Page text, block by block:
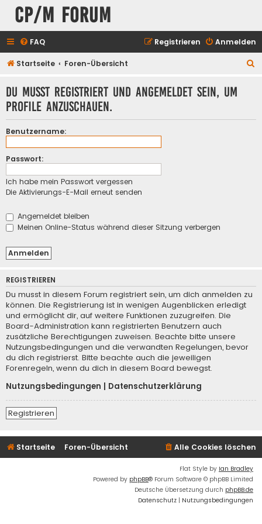
CP/M Forum
FAQ Anmelden
Registrieren
Startseite Foren-Übersicht
Du musst registriert und angemeldet sein, um
Profile anzuschauen.
Benutzername:
Passwort:
Ich habe mein Passwort vergessen
Die Aktivierungs-E-Mail erneut senden
Angemeldet bleiben
Meinen Online-Status während dieser Sitzung verbergen
REGISTRIEREN
Du musst in diesem Forum registriert sein, um dich anmelden zu
können. Die Registrierung ist in wenigen Augenblicken erledigt
und ermöglicht dir, auf weitere Funktionen zuzugreifen. Die
Board-Administration kann registrierten Benutzern auch
zusätzliche Berechtigungen zuweisen. Beachte bitte unsere
Nutzungsbedingungen und die verwandten Regelungen, bevor
du dich registrierst. Bitte beachte auch die jeweiligen
Forenregeln, wenn du dich in diesem Board bewegst.
Nutzungsbedingungen
Datenschutzerklärung
Registrieren
Startseite Foren-Übersicht Alle Cookies löschen
Flat Style by Ian Bradley
Powered by phpBB® Forum Software © phpBB Limited
Deutsche Übersetzung durch phpBB.de
Datenschutz | Nutzungsbedingungen